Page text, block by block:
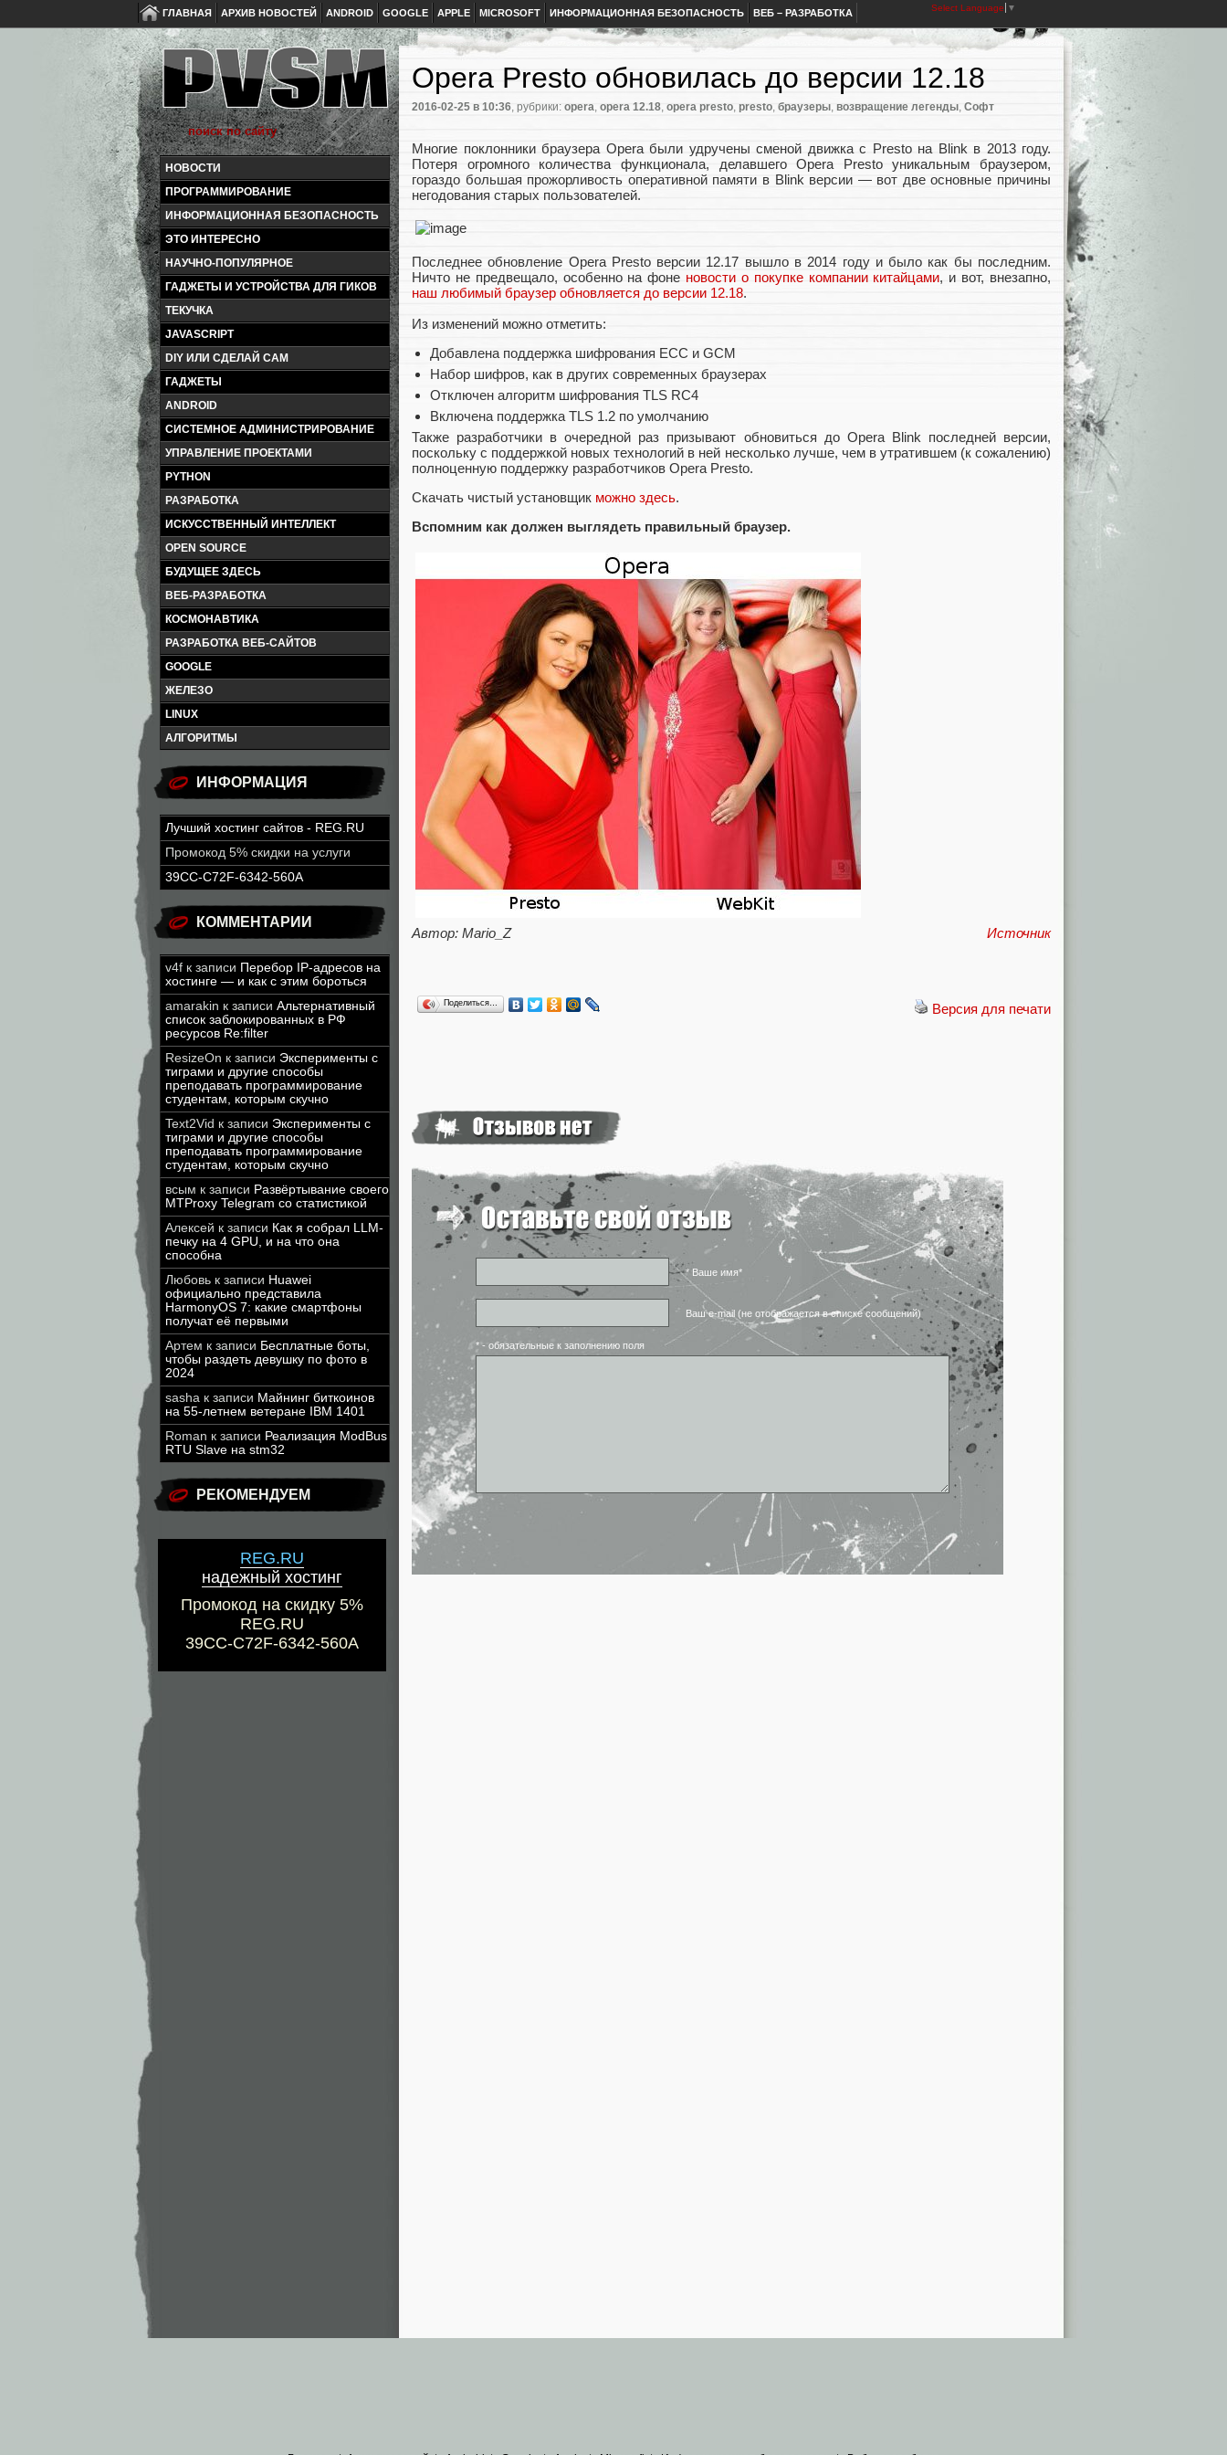
ГЛАВНАЯ АРХИВ НОВОСТЕЙ ANDROID GOOGLE APPLE MICROSOFT ИНФОРМАЦИОННАЯ БЕЗОПАСНОСТЬ ВЕБ – РАЗРАБОТКА Select Language ▼
НОВОСТИ
ПРОГРАММИРОВАНИЕ
ИНФОРМАЦИОННАЯ БЕЗОПАСНОСТЬ
ЭТО ИНТЕРЕСНО
НАУЧНО-ПОПУЛЯРНОЕ
ГАДЖЕТЫ И УСТРОЙСТВА ДЛЯ ГИКОВ
ТЕКУЧКА
JAVASCRIPT
DIY ИЛИ СДЕЛАЙ САМ
ГАДЖЕТЫ
ANDROID
СИСТЕМНОЕ АДМИНИСТРИРОВАНИЕ
УПРАВЛЕНИЕ ПРОЕКТАМИ
PYTHON
РАЗРАБОТКА
ИСКУССТВЕННЫЙ ИНТЕЛЛЕКТ
OPEN SOURCE
БУДУЩЕЕ ЗДЕСЬ
ВЕБ-РАЗРАБОТКА
КОСМОНАВТИКА
РАЗРАБОТКА ВЕБ-САЙТОВ
GOOGLE
ЖЕЛЕЗО
LINUX
АЛГОРИТМЫ
ИНФОРМАЦИЯ
Лучший хостинг сайтов - REG.RU
Промокод 5% скидки на услуги
39CC-C72F-6342-560A
КОММЕНТАРИИ
v4f к записи Перебор IP-адресов на
хостинге — и как с этим бороться
amarakin к записи Альтернативный
список заблокированных в РФ
ресурсов Re:filter
ResizeOn к записи Эксперименты с
тиграми и другие способы
преподавать программирование
студентам, которым скучно
Text2Vid к записи Эксперименты с
тиграми и другие способы
преподавать программирование
студентам, которым скучно
всым к записи Развёртывание своего
MTProxy Telegram со статистикой
Алексей к записи Как я собрал LLM-
печку на 4 GPU, и на что она
способна
Любовь к записи Huawei
официально представила
HarmonyOS 7: какие смартфоны
получат её первыми
Артем к записи Бесплатные боты,
чтобы раздеть девушку по фото в
2024
sasha к записи Майнинг биткоинов
на 55-летнем ветеране IBM 1401
Roman к записи Реализация ModBus
RTU Slave на stm32
РЕКОМЕНДУЕМ
REG.RU
надежный хостинг
Промокод на скидку 5%
REG.RU
39CC-C72F-6342-560A
Opera Presto обновилась до версии 12.18
2016-02-25 в 10:36, рубрики: opera, opera 12.18, opera presto, presto, браузеры, возвращение легенды, Софт
Многие поклонники браузера Opera были удручены сменой движка с Presto на Blink в 2013 году.
Потеря огромного количества функционала, делавшего Opera Presto уникальным браузером,
гораздо большая прожорливость оперативной памяти в Blink версии — вот две основные причины
негодования старых пользователей.
Последнее обновление Opera Presto версии 12.17 вышло в 2014 году и было как бы последним.
Ничто не предвещало, особенно на фоне новости о покупке компании китайцами, и вот, внезапно,
наш любимый браузер обновляется до версии 12.18.
Из изменений можно отметить:
Добавлена поддержка шифрования ECC и GCM
Набор шифров, как в других современных браузерах
Отключен алгоритм шифрования TLS RC4
Включена поддержка TLS 1.2 по умолчанию
Также разработчики в очередной раз призывают обновиться до Opera Blink последней версии,
поскольку с поддержкой новых технологий в ней несколько лучше, чем в утратившем (к сожалению)
полноценную поддержку разработчиков Opera Presto.
Скачать чистый установщик можно здесь.
Вспомним как должен выглядеть правильный браузер.
Автор: Mario_Z Источник
Версия для печати
Поделиться…
* Ваше имя*
Ваш e-mail (не отображается в списке сообщений)
* - обязательные к заполнению поля